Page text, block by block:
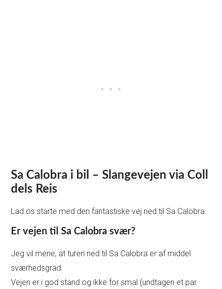
Sa Calobra i bil – Slangevejen via Coll
dels Reis
Lad os starte med den fantastiske vej ned til Sa Calobra.
Er vejen til Sa Calobra svær?
Jeg vil mene, at turen ned til Sa Calobra er af middel
sværhedsgrad.
Vejen er i god stand og ikke for smal (undtagen et par